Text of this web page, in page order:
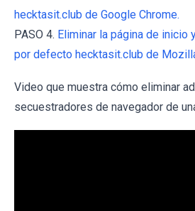
hecktasit.club de Google Chrome.
PASO 4. Eliminar la página de inicio
por defecto hecktasit.club de
Video que muestra cómo eliminar
secuestradores de navegador de